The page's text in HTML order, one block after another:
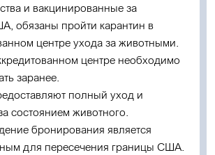
и вакцинированные за
обязаны пройти карантин в
центре ухода за животными.
центре необходимо
заранее.
полный уход и
состоянием животного.
бронирования является
для пересечения границы США.